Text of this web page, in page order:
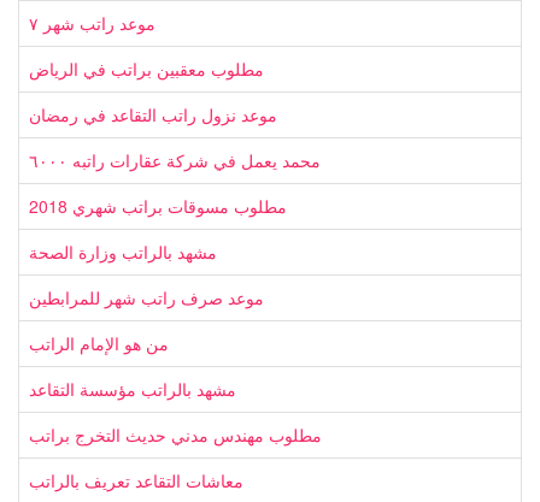
موعد راتب شهر ٧
مطلوب معقبين براتب في الرياض
موعد نزول راتب التقاعد في رمضان
محمد يعمل في شركة عقارات راتبه ٦٠٠٠
مطلوب مسوقات براتب شهري 2018
مشهد بالراتب وزارة الصحة
موعد صرف راتب شهر للمرابطين
من هو الإمام الراتب
مشهد بالراتب مؤسسة التقاعد
مطلوب مهندس مدني حديث التخرج براتب
معاشات التقاعد تعريف بالراتب